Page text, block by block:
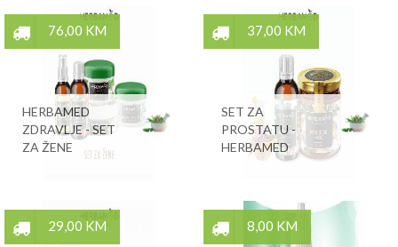
76,00 KM
HERBAMED
ZDRAVLJE - SET
ZA ŽENE
37,00 KM
SET ZA
PROSTATU -
HERBAMED
29,00 KM 8,00 KM